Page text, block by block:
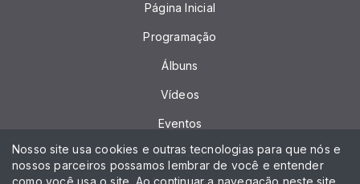
Página Inicial
Programação
Álbuns
Vídeos
Eventos
Recados
Nosso site usa cookies e outras tecnologias para que nós e
nossos parceiros possamos lembrar de você e entender
como você usa o site. Ao continuar a navegação neste site